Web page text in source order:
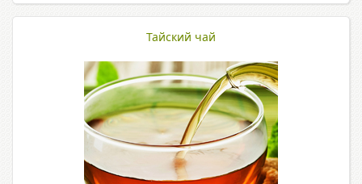
Тайский чай